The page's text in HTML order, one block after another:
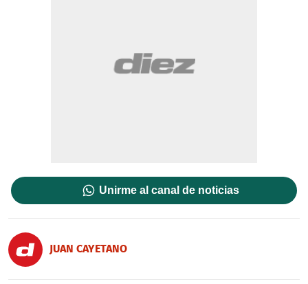
Unirme al canal de noticias
JUAN CAYETANO